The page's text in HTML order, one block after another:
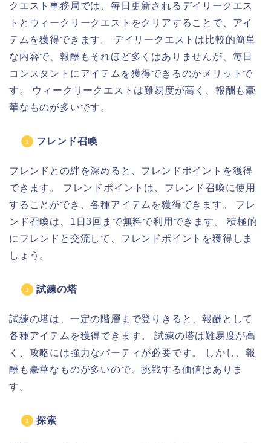
クエスト事務局では、毎日更新されるデイリークエス
トとウィークリークエストをクリアすることで、アイ
テムを獲得できます。 デイリークエストは比較的簡単
な内容で、報酬もそれほど多くはありませんが、毎日
コンスタントにアイテムを獲得できるのがメリットで
す。 ウィークリークエストは難易度が高く、報酬も豪
華なものが多いです。
フレンド召喚
フレンドとの絆を深めると、フレンドポイントを獲得
できます。 フレンドポイントは、フレンド召喚に使用
することができ、各種アイテムを獲得できます。 フレ
ンド召喚は、1日3回まで無料で利用できます。 積極的
にフレンドと交流して、フレンドポイントを獲得しま
しょう。
試練の塔
試練の塔は、一定の階層まで登りきると、報酬として
各種アイテムを獲得できます。 試練の塔は難易度が高
く、攻略には強力なパーティが必要です。 しかし、報
酬も豪華なものが多いので、挑戦する価値はありま
す。
探索